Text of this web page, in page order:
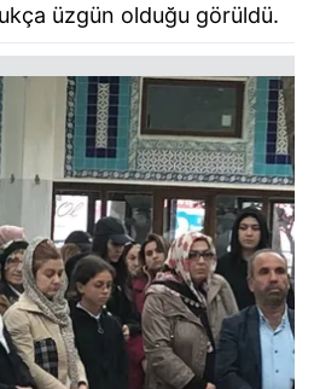
üzgün olduğu görüldü.